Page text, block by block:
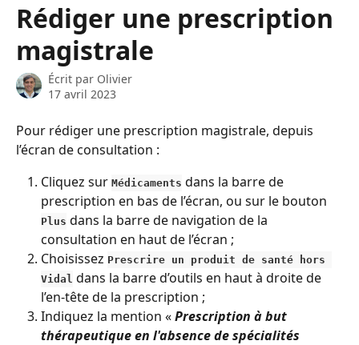
Rédiger une prescription
magistrale
Écrit par Olivier
17 avril 2023
Pour rédiger une prescription magistrale, depuis
l’écran de consultation :
Cliquez sur Médicaments dans la barre de
prescription en bas de l’écran, ou sur le bouton
Plus dans la barre de navigation de la
consultation en haut de l’écran ;
Choisissez Prescrire un produit de santé hors
Vidal dans la barre d’outils en haut à droite de
l’en-tête de la prescription ;
Indiquez la mention « Prescription à but
thérapeutique en l'absence de spécialités